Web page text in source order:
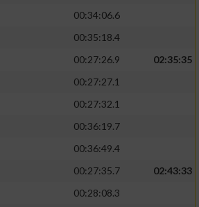
00:34:06.6
00:35:18.4
00:27:26.9
02:35:35
00:27:27.1
00:27:32.1
00:36:19.7
00:36:49.4
00:27:35.7
02:43:33
00:28:08.3